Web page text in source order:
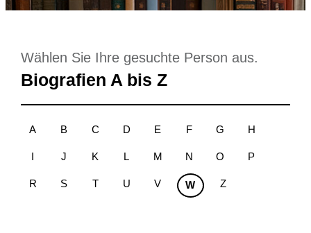
Wählen Sie Ihre gesuchte Person aus.
Biografien A bis Z
A B C D E F G H
I J K L M N O P
R S T U V W Z